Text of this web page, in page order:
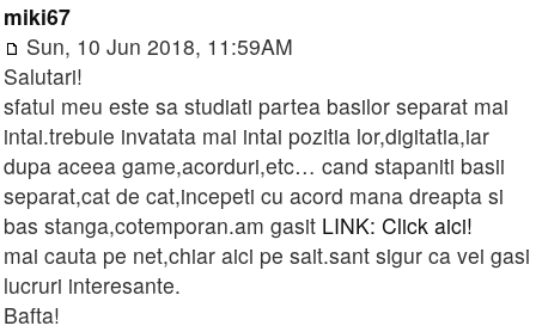
miki67
Sun, 10 Jun 2018, 11:59AM
Salutari!
sfatul meu este sa studiati partea basilor separat mai
intai.trebuie invatata mai intai pozitia lor,digitatia,iar
dupa aceea game,acorduri,etc… cand stapaniti basii
separat,cat de cat,incepeti cu acord mana dreapta si
bas stanga,cotemporan.am gasit LINK: Click aici!
mai cauta pe net,chiar aici pe sait.sant sigur ca vei gasi
lucruri interesante.
Bafta!